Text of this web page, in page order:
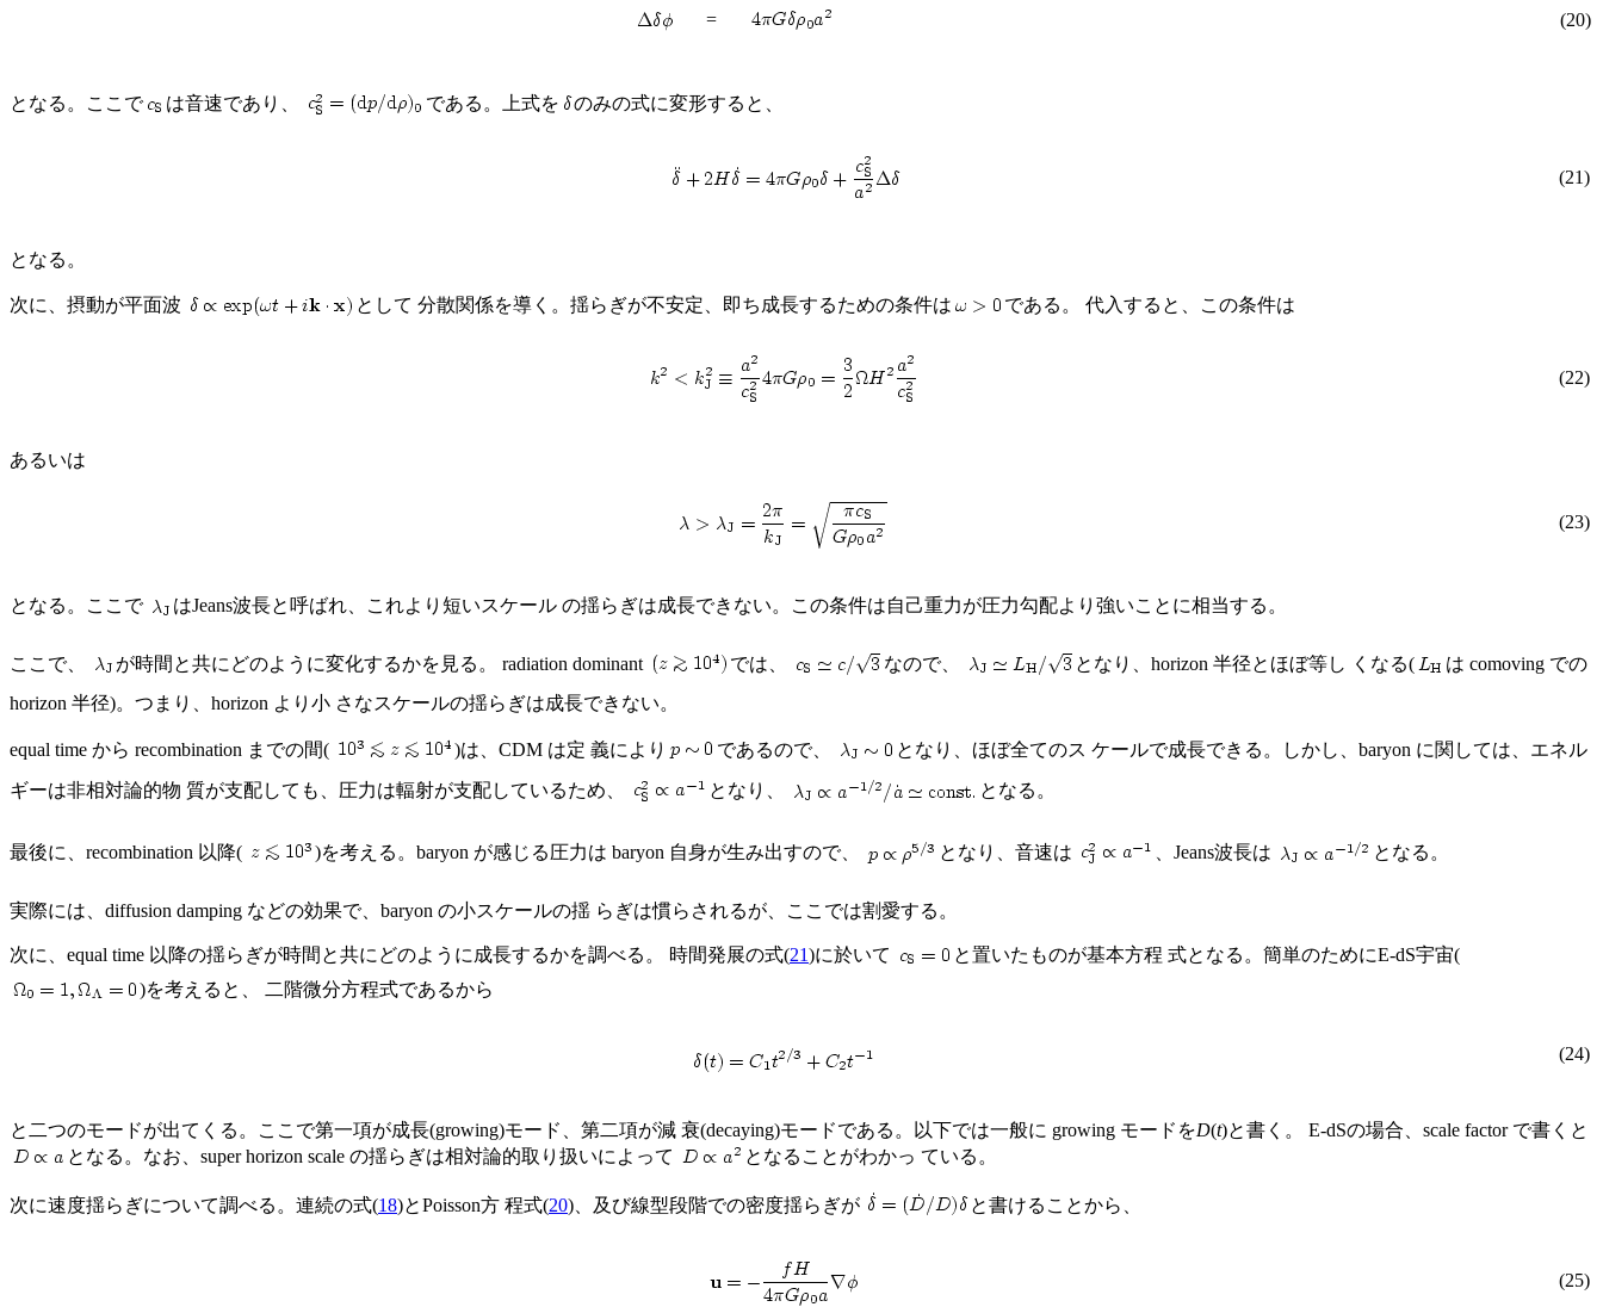
= (20)
となる。ここで は音速であり、 である。上式を のみの式に変形すると、
(21)
となる。
次に、摂動が平面波 として 分散関係を導く。揺らぎが不安定、即ち成長するための条件は である。 代入すると、この条件は
(22)
あるいは
(23)
となる。ここで はJeans波長と呼ばれ、これより短いスケール の揺らぎは成長できない。この条件は自己重力が圧力勾配より強いことに相当する。
ここで、 が時間と共にどのように変化するかを見る。 radiation dominant では、 なので、 となり、horizon 半径とほぼ等し くなる(
は comoving での
horizon 半径)。つまり、horizon より小 さなスケールの揺らぎは成長できない。
equal time から recombination までの間( )は、CDM は定 義により であるので、 となり、ほぼ全てのス ケールで成長できる。しかし、baryon に関しては、エネル
ギーは非相対論的物 質が支配しても、圧力は輻射が支配しているため、 となり、 となる。
最後に、recombination 以降( )を考える。baryon が感じる圧力は baryon 自身が生み出すので、 となり、音速は 、Jeans波長は となる。
実際には、diffusion damping などの効果で、baryon の小スケールの揺 らぎは慣らされるが、ここでは割愛する。
次に、equal time 以降の揺らぎが時間と共にどのように成長するかを調べる。 時間発展の式(21)に於いて
と置いたものが基本方程 式となる。簡単のためにE-dS宇宙(
)を考えると、 二階微分方程式であるから
(24)
と二つのモードが出てくる。ここで第一項が成長(growing)モード、第二項が減 衰(decaying)モードである。以下では一般に growing モードをD(t)と書く。 E-dSの場合、scale factor で書くと
となる。なお、super horizon scale の揺らぎは相対論的取り扱いによって
となることがわかっ ている。
次に速度揺らぎについて調べる。連続の式(18)とPoisson方 程式(20)、及び線型段階での密度揺らぎが と書けることから、
(25)